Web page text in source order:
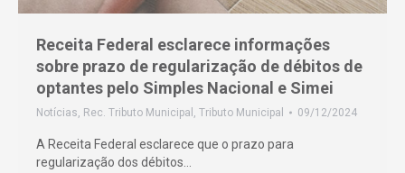
Receita Federal esclarece informações
sobre prazo de regularização de débitos de
optantes pelo Simples Nacional e Simei
Notícias, Rec. Tributo Municipal , Tributo Municipal 09/12/2024
A Receita Federal esclarece que o prazo para
regularização dos débitos…